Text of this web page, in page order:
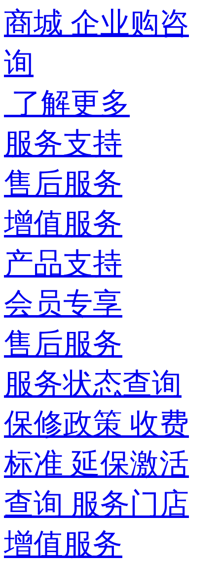
商城 企业购咨
询
了解更多
服务支持
售后服务
增值服务
产品支持
会员专享
售后服务
服务状态查询
保修政策 收费
标准 延保激活
查询 服务门店
增值服务